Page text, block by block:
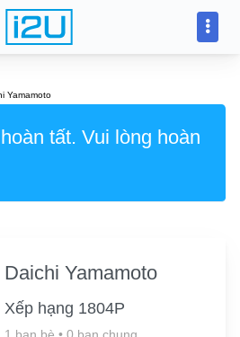
Yamamoto
tất. Vui lòng hoàn
Daichi Yamamoto
Xếp hạng 1804P